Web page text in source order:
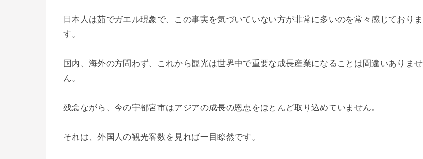
日本人は茹でガエル現象で、この事実を気づいていない方が非常に多いのを常々感じておりま
す。
国内、海外の方問わず、これから観光は世界中で重要な成長産業になることは間違いありませ
ん。
残念ながら、今の宇都宮市はアジアの成長の恩恵をほとんど取り込めていません。
それは、外国人の観光客数を見れば一目瞭然です。